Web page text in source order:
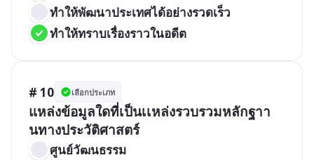
ทำให้พัฒนาประเทศได้อย่างรวดเร็ว
ทำให้ทราบเรื่องราวในอดีต
# 10 เลือกประเภท
แหล่งข้อมูลใดที่เป็นเเหล่งรวบรวมหลักฐาา
นทางประวัติศาสตร์
ศูนย์วัฒนธรรม